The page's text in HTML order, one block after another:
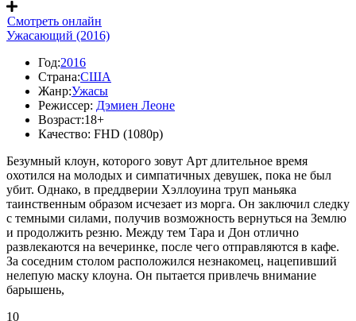
Смотреть онлайн
Ужасающий (2016)
Год:2016
Страна:США
Жанр:Ужасы
Режиссер: Дэмиен Леоне
Возраст:18+
Качество: FHD (1080p)
Безумный клоун, которого зовут Арт длительное время
охотился на молодых и симпатичных девушек, пока не был
убит. Однако, в преддверии Хэллоуина труп маньяка
таинственным образом исчезает из морга. Он заключил следку
с темными силами, получив возможность вернуться на Землю
и продолжить резню. Между тем Тара и Дон отлично
развлекаются на вечеринке, после чего отправляются в кафе.
За соседним столом расположился незнакомец, нацепивший
нелепую маску клоуна. Он пытается привлечь внимание
барышень,
10